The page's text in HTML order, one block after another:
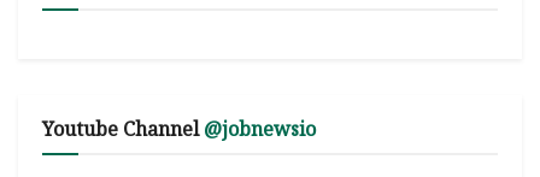
Youtube Channel@jobnewsio